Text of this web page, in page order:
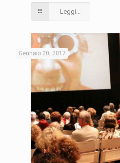
Leggi...
Gennaio 20, 2017